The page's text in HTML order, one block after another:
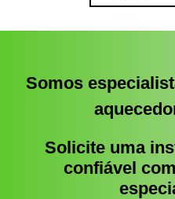
Somos
Solicite uma
confiável